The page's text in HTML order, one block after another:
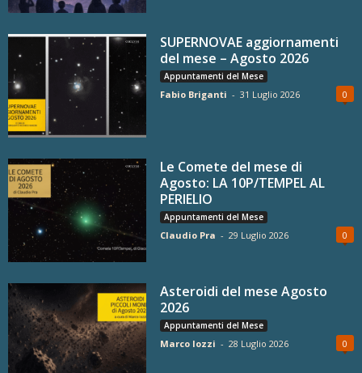
SUPERNOVAE aggiornamenti
del mese – Agosto 2026
Appuntamenti del Mese
Fabio Briganti - 31 Luglio 2026 0
Le Comete del mese di
Agosto: LA 10P/TEMPEL AL
PERIELIO
Appuntamenti del Mese
Claudio Pra - 29 Luglio 2026 0
Asteroidi del mese Agosto
2026
Appuntamenti del Mese
Marco Iozzi - 28 Luglio 2026 0